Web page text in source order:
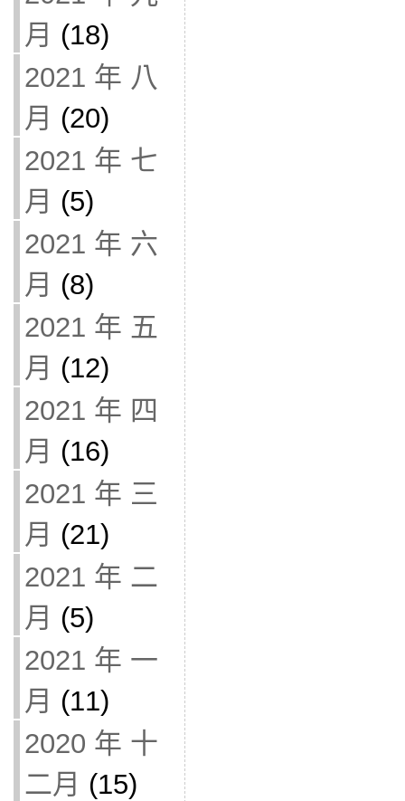
月 (18)
2021 年 八
月 (20)
2021 年 七
月 (5)
2021 年 六
月 (8)
2021 年 五
月 (12)
2021 年 四
月 (16)
2021 年 三
月 (21)
2021 年 二
月 (5)
2021 年 一
月 (11)
2020 年 十
二月 (15)